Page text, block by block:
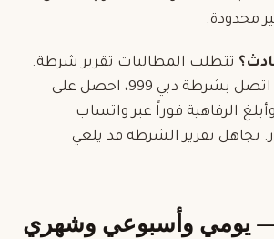
محدودة.
تتطلب المطالبات تقرير شرطة.
تأكد من السلامة، اتصل بشرطة دبي 999، احصل على
الرفاهية فوراً عبر واتساب
تجاهل تقرير الشرطة قد يلغي
— يومي وأسبوعي وشهري